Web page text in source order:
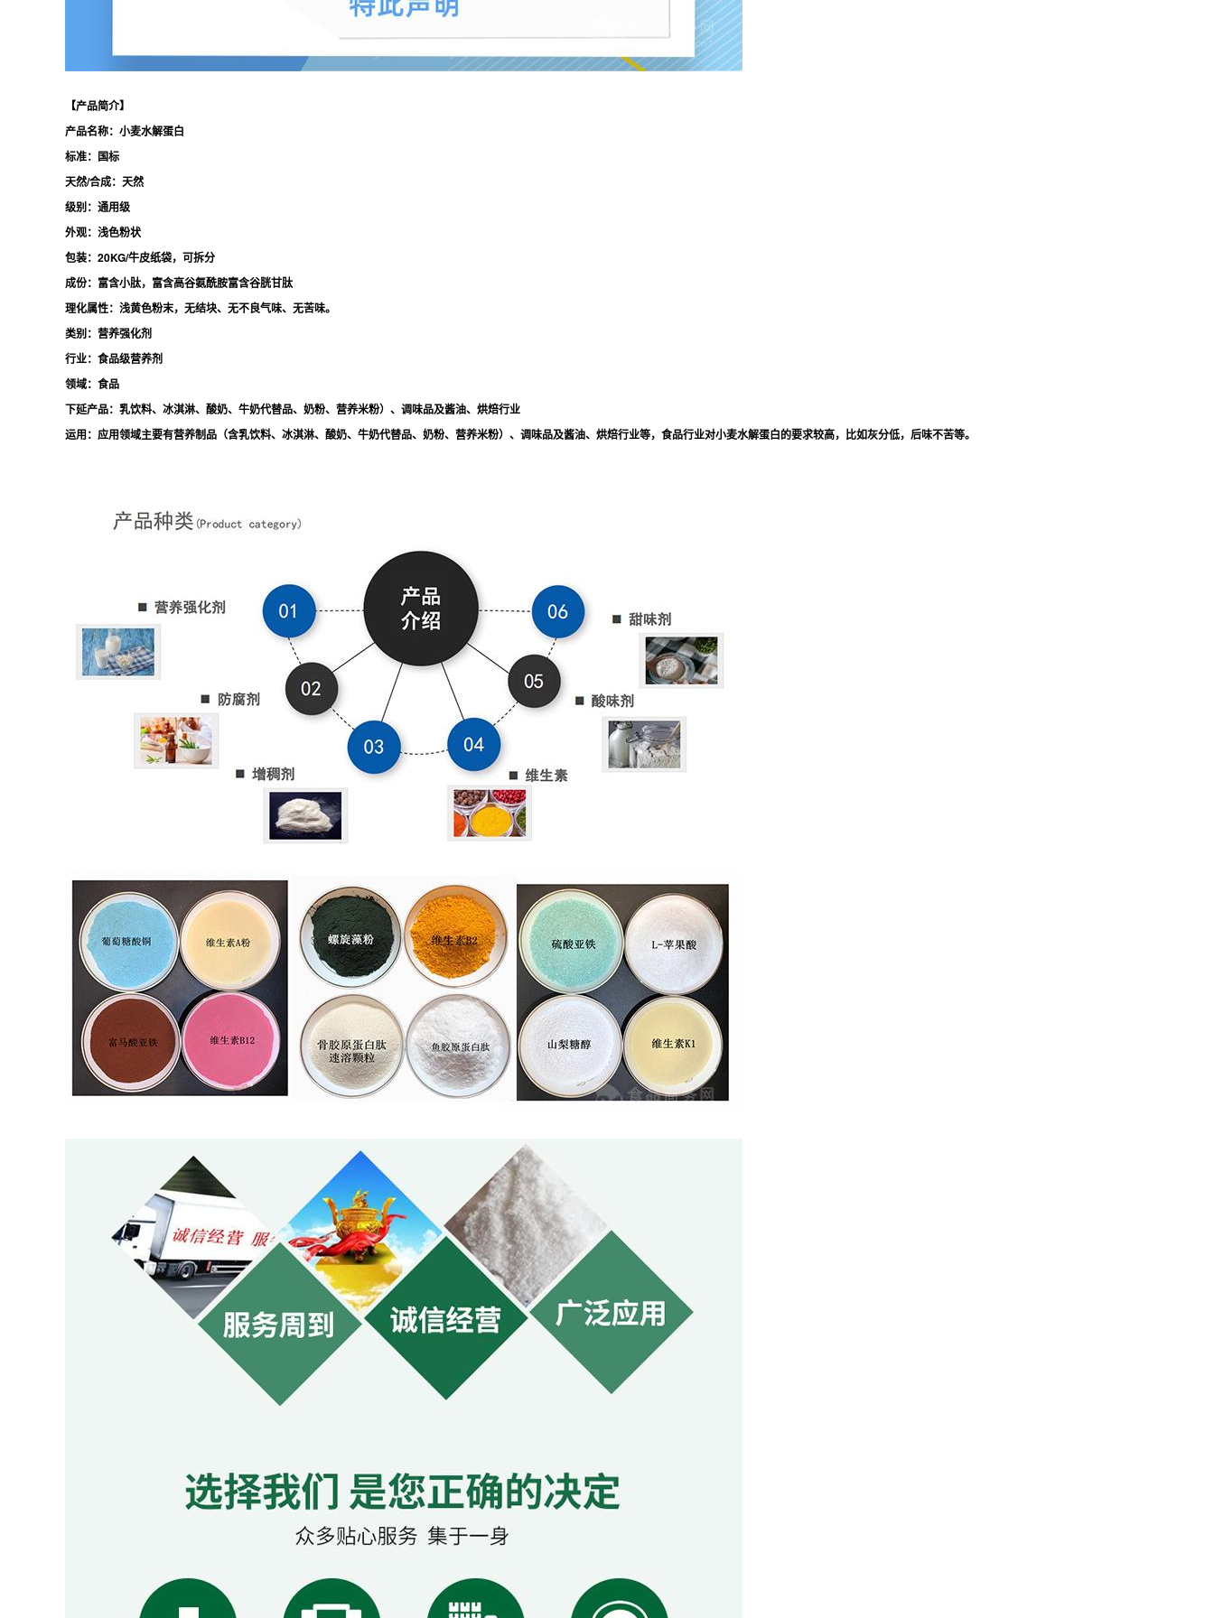
【产品简介】
产品名称：小麦水解蛋白
标准：国标
天然/合成：天然
级别：通用级
外观：浅色粉状
包装：20KG/牛皮纸袋，可拆分
成份：富含小肽，富含高谷氨酰胺富含谷胱甘肽
理化属性：浅黄色粉末，无结块、无不良气味、无苦味。
类别：营养强化剂
行业：食品级营养剂
领域：食品
下延产品：乳饮料、冰淇淋、酸奶、牛奶代替品、奶粉、营养米粉）、调味品及酱油、烘焙行业
运用：应用领域主要有营养制品（含乳饮料、冰淇淋、酸奶、牛奶代替品、奶粉、营养米粉）、调味品及酱油、烘焙行业等，食品行业对小麦水解蛋白的要求较高，比如灰分低，后味不苦等。